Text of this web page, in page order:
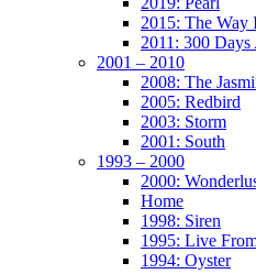
2015: The Way
2011: 300 Days
2001 – 2010
2008: The
2005: Redbird
2003: Storm
2001: South
1993 – 2000
2000:
Home
1998: Siren
1995: Live
1994: Oyster